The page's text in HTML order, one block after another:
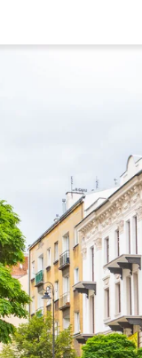
Katowice
Łódź
Polityka Prywatności